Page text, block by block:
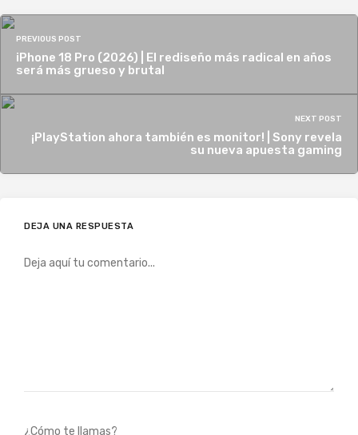
PREVIOUS POST
iPhone 18 Pro (2026) | El rediseño más radical en años
será más grueso y brutal
NEXT POST
¡PlayStation ahora también es monitor! | Sony revela
su nueva apuesta gaming
DEJA UNA RESPUESTA